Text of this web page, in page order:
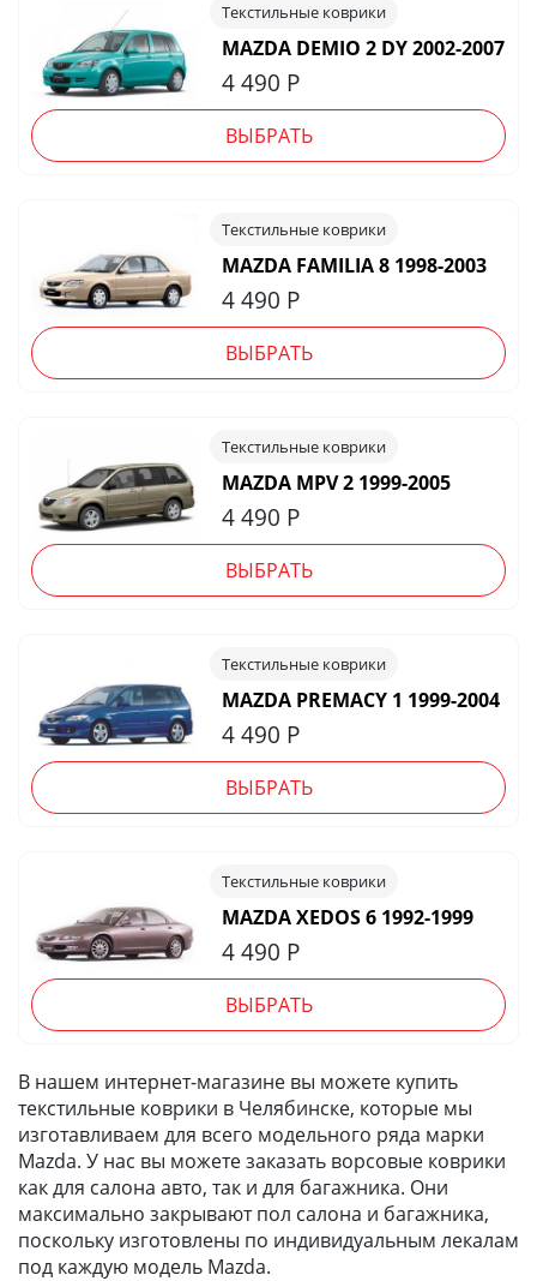
Текстильные коврики
MAZDA DEMIO 2 DY 2002-2007
4 490 Р
ВЫБРАТЬ
Текстильные коврики
MAZDA FAMILIA 8 1998-2003
4 490 Р
ВЫБРАТЬ
Текстильные коврики
MAZDA MPV 2 1999-2005
4 490 Р
ВЫБРАТЬ
Текстильные коврики
MAZDA PREMACY 1 1999-2004
4 490 Р
ВЫБРАТЬ
Текстильные коврики
MAZDA XEDOS 6 1992-1999
4 490 Р
ВЫБРАТЬ
В нашем интернет-магазине вы можете купить
текстильные коврики в Челябинске, которые мы
изготавливаем для всего модельного ряда марки
Mazda. У нас вы можете заказать ворсовые коврики
как для салона авто, так и для багажника. Они
максимально закрывают пол салона и багажника,
поскольку изготовлены по индивидуальным лекалам
под каждую модель Mazda.